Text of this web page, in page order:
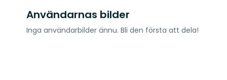
Användarnas bilder
Inga användarbilder ännu. Bli den första att dela!